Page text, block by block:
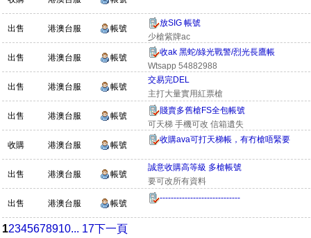
出售 港澳台服 帳號
放SIG 帳號
少槍紫牌ac
出售 港澳台服 帳號
收ak 黑蛇/綠光戰警/烈光長鷹帳
Wtsapp 54882988
出售 港澳台服 帳號
交易完DEL
主打大量實用紅票槍
出售 港澳台服 帳號
賤賣多舊槍FS全包帳號
可天梯 手機可改 信箱遺失
收購 港澳台服 帳號
收購ava可打天梯帳，有冇槍唔緊要
出售 港澳台服 帳號
誠意收購高等級 多槍帳號
要可改所有資料
出售 港澳台服 帳號
-----------------------------
12345678910... 17下一頁